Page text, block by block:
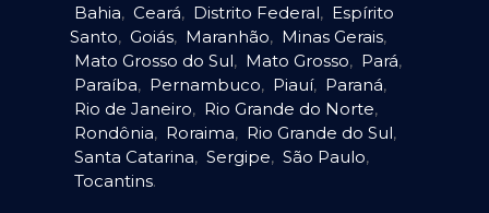
Bahia, Ceará, Distrito Federal, Espírito
Santo, Goiás, Maranhão, Minas Gerais,
Mato Grosso do Sul, Mato Grosso, Pará,
Paraíba, Pernambuco, Piauí, Paraná,
Rio de Janeiro, Rio Grande do Norte,
Rondônia, Roraima, Rio Grande do Sul,
Santa Catarina, Sergipe, São Paulo,
Tocantins.